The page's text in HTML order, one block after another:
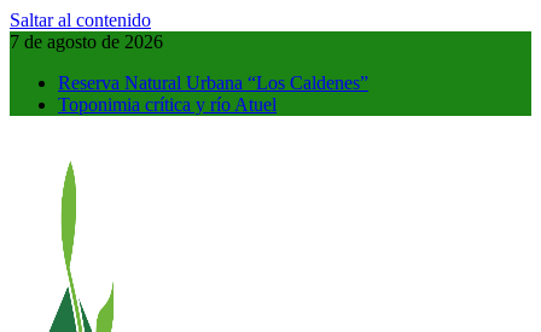
Saltar al contenido
7 de agosto de 2026
Reserva Natural Urbana “Los Caldenes”
Toponimia crítica y río Atuel